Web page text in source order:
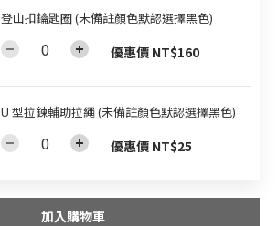
登山扣鑰匙圈 (未備註顏色默認選擇黑色)
優惠價 NT$160
U 型拉鍊輔助拉繩 (未備註顏色默認選擇黑色)
優惠價 NT$25
加入購物車